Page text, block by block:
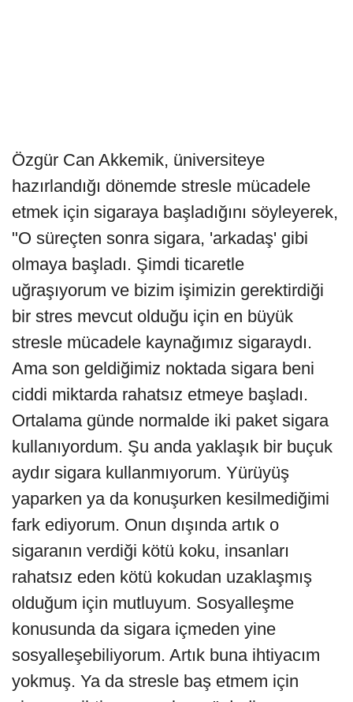
Özgür Can Akkemik, üniversiteye
hazırlandığı dönemde stresle mücadele
etmek için sigaraya başladığını söyleyerek,
"O süreçten sonra sigara, 'arkadaş' gibi
olmaya başladı. Şimdi ticaretle
uğraşıyorum ve bizim işimizin gerektirdiği
bir stres mevcut olduğu için en büyük
stresle mücadele kaynağımız sigaraydı.
Ama son geldiğimiz noktada sigara beni
ciddi miktarda rahatsız etmeye başladı.
Ortalama günde normalde iki paket sigara
kullanıyordum. Şu anda yaklaşık bir buçuk
aydır sigara kullanmıyorum. Yürüyüş
yaparken ya da konuşurken kesilmediğimi
fark ediyorum. Onun dışında artık o
sigaranın verdiği kötü koku, insanları
rahatsız eden kötü kokudan uzaklaşmış
olduğum için mutluyum. Sosyalleşme
konusunda da sigara içmeden yine
sosyalleşebiliyorum. Artık buna ihtiyacım
yokmuş. Ya da stresle baş etmem için